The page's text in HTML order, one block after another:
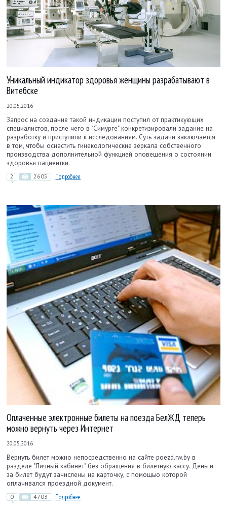
Уникальный индикатор здоровья женщины разрабатывают в
Витебске
20.05.2016
Запрос на создание такой индикации поступил от практикующих
специалистов, после чего в "Симурге" конкретизировали задание на
разработку и приступили к исследованиям. Суть задачи заключается
в том, чтобы оснастить гинекологические зеркала собственного
производства дополнительной функцией оповещения о состоянии
здоровья пациентки.
2 2605 Подробнее
Оплаченные электронные билеты на поезда БелЖД теперь
можно вернуть через Интернет
20.05.2016
Вернуть билет можно непосредственно на сайте poezd.rw.by в
разделе "Личный кабинет" без обращения в билетную кассу. Деньги
за билет будут зачислены на карточку, с помощью которой
оплачивался проездной документ.
0 4703 Подробнее